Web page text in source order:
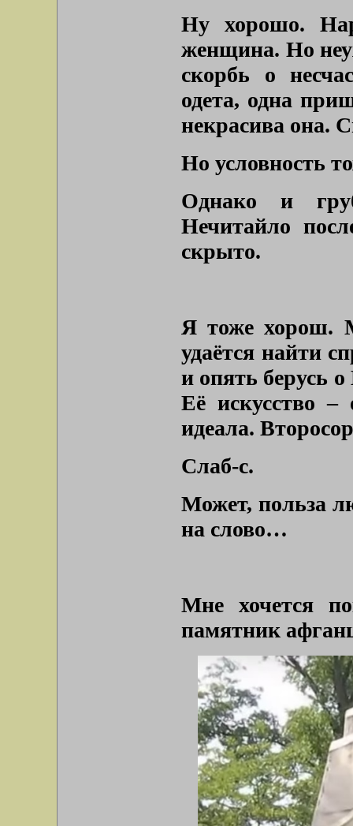
Ну хорошо.
женщина. Но
скорбь о
одета, одна
некрасива она.
Но условность
Однако и
Нечитайло
скрыто.
Я тоже хорош.
удаётся найти
и опять берусь
Её искусство –
идеала.
Слаб-с.
Может, польза
на слово…
Мне хочется
памятник